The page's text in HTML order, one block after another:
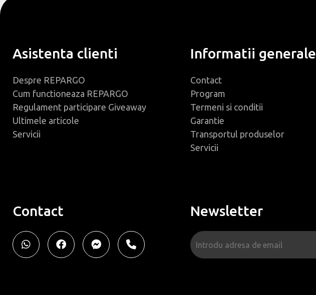
Asistenta clienti
Despre REPARGO
Cum functioneaza REPARGO
Regulament participare Giveaway
Ultimele articole
Servicii
Informatii generale
Contact
Program
Termeni si conditii
Garantie
Transportul produselor
Servicii
Contact Newsletter